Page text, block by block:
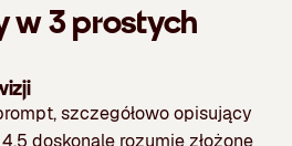
w 3 prostych
szczegółowo opisujący
doskonale rozumie złożone